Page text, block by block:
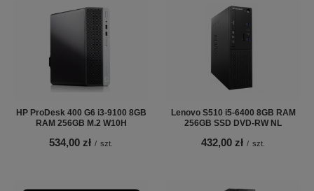
HP ProDesk 400 G6 i3-9100 8GB
RAM 256GB M.2 W10H
534,00 zł / szt.
Lenovo S510 i5-6400 8GB RAM
256GB SSD DVD-RW NL
432,00 zł / szt.